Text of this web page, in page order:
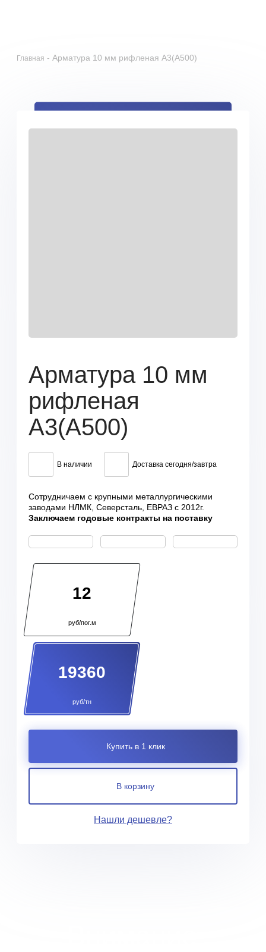
Главная - Арматура 10 мм рифленая А3(А500)
Арматура 10 мм
рифленая
А3(А500)
В наличии Доставка сегодня/завтра
Сотрудничаем с крупными металлургическими
заводами НЛМК, Северсталь, ЕВРАЗ с 2012г.
Заключаем годовые контракты на поставку
12
руб/пог.м
19360
руб/тн
Купить в 1 клик
В корзину
Нашли дешевле?